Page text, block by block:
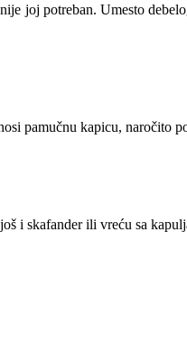
joj potreban. Umesto
pamučnu kapicu, naročito
i skafander ili vreću sa